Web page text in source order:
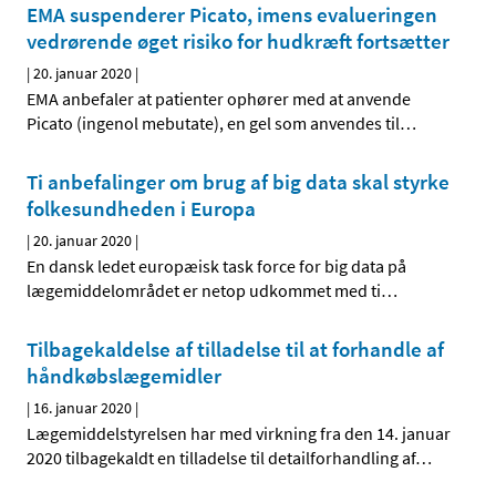
EMA suspenderer Picato, imens evalueringen
vedrørende øget risiko for hudkræft fortsætter
|20. januar 2020 |
EMA anbefaler at patienter ophører med at anvende
Picato (ingenol mebutate), en gel som anvendes til…
Ti anbefalinger om brug af big data skal styrke
folkesundheden i Europa
|20. januar 2020 |
En dansk ledet europæisk task force for big data på
lægemiddelområdet er netop udkommet med ti…
Tilbagekaldelse af tilladelse til at forhandle af
håndkøbslægemidler
| 16. januar 2020 |
Lægemiddelstyrelsen har med virkning fra den 14. januar
2020 tilbagekaldt en tilladelse til detailforhandling af…